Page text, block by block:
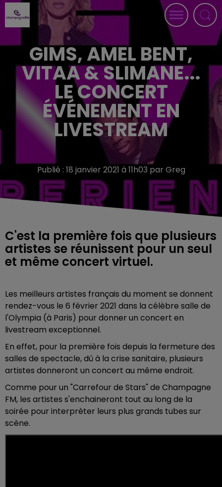
GIMS, AMEL BENT,
VITAA & SLIMANE...
LE CONCERT
ÉVÉNEMENT EN
LIVESTREAM
Publié : 18 janvier 2021 à 11h03 par Greg
C'est la première fois que plusieurs
artistes se réunissent pour un seul
et même concert virtuel.
Les meilleurs artistes français du moment se donnent
rendez-vous le 6 février 2021 dans la célèbre salle de
l'Olympia (à Paris) pour donner un concert en
livestream exceptionnel.
En effet, pour la première fois depuis la fermeture des
salles de spectacle, dû à la crise sanitaire, plusieurs
artistes donneront un concert au même endroit.
Comme pour un "Carrefour de Stars" de Champagne
FM, les artistes s'enchaineront tout au long de la
soirée pour interprèter leurs plus grands tubes sur
scène.